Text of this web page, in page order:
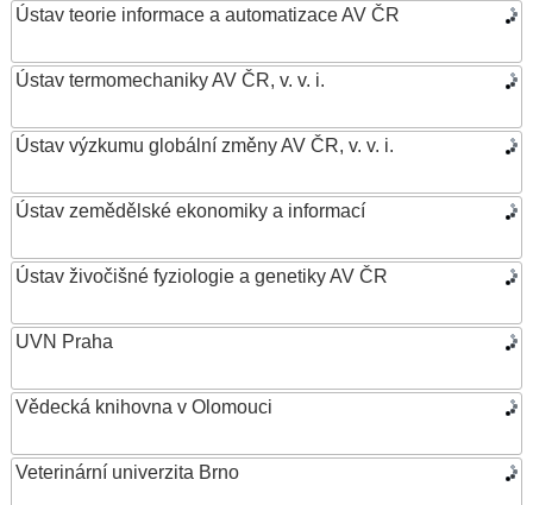
Ústav teorie informace a automatizace AV ČR
Ústav termomechaniky AV ČR, v. v. i.
Ústav výzkumu globální změny AV ČR, v. v. i.
Ústav zemědělské ekonomiky a informací
Ústav živočišné fyziologie a genetiky AV ČR
UVN Praha
Vědecká knihovna v Olomouci
Veterinární univerzita Brno